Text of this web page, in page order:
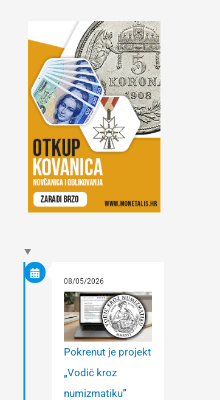
08/05/2026
Pokrenut je projekt
„Vodič kroz
numizmatiku”